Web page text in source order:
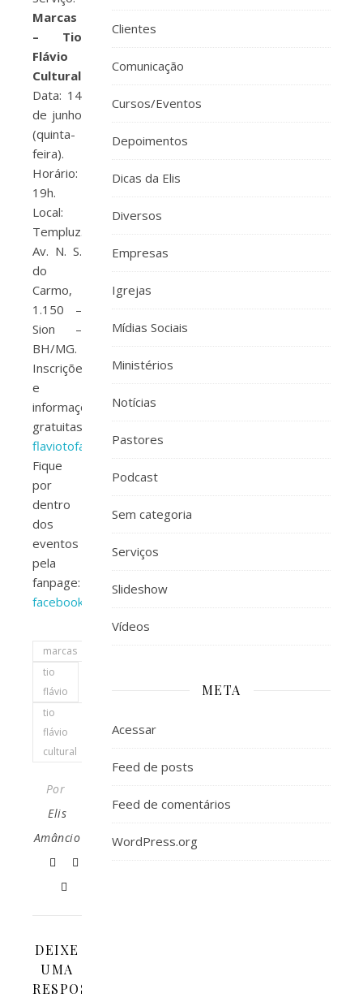
Marcas
– Tio
Flávio
Cultural
Data: 14
de junho
(quinta-
feira).
Horário:
19h.
Local:
Templuz.
Av. N. S.
do
Carmo,
1.150 –
Sion –
BH/MG.
Inscrições
e
informações
gratuitas:
flaviotofani.com.br/tioflaviocultural
Fique
por
dentro
dos
eventos
pela
fanpage:
facebook.com/tioflaviocultural
marcas
tio
flávio
tio
flávio
cultural
Por
Elis
Amâncio
DEIXE
UMA
RESPOSTA
Clientes
Comunicação
Cursos/Eventos
Depoimentos
Dicas da Elis
Diversos
Empresas
Igrejas
Mídias Sociais
Ministérios
Notícias
Pastores
Podcast
Sem categoria
Serviços
Slideshow
Vídeos
META
Acessar
Feed de posts
Feed de comentários
WordPress.org